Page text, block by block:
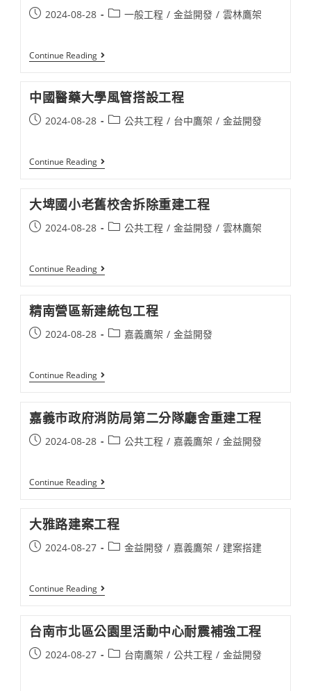
世
25
程​
Post2024-08-28
Post一般工程 / 金益開發 / 雲林鷹架
Continue Reading斗
南
氏
製
廠
中國醫藥大學風管搭設工程​
Post2024-08-28
Post公共工程 / 台中鷹架 / 金益開發
Continue Reading中
國
藥
大
風
工
大埤國小老舊校舍拆除重建工程​
Post2024-08-28
Post公共工程 / 金益開發 / 雲林鷹架
Continue Reading大
埤
小
老
校
重
程​
精南營區新建統包工程
Post2024-08-28
Post嘉義鷹架 / 金益開發
Continue Reading精
南
區
新
統
嘉義市政府消防局第二分隊廳舍重建工程​
Post2024-08-28
Post公共工程 / 嘉義鷹架 / 金益開發
Continue Reading嘉
義
府
防
分
舍
重
工
大雅路建案工程​
Post2024-08-27
Post金益開發 / 嘉義鷹架 / 建案搭建​
Continue Reading大
雅
建
案
程​
台南市北區公園里活動中心耐震補強工程​
Post2024-08-27
Post台南鷹架 / 公共工程 / 金益開發